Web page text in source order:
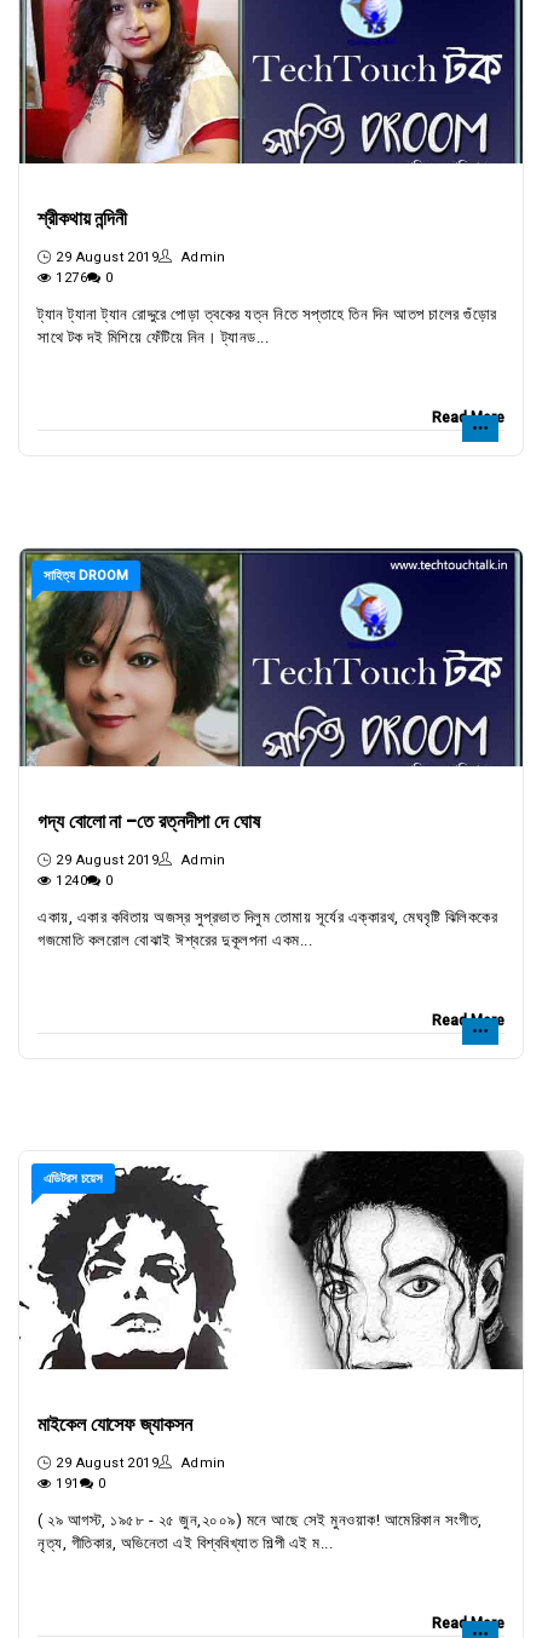
শ্রীকথায় নন্দিনী
29 August 2019
Admin
1276
0
ট্যান ট্যানা ট্যান রোদ্দুরে পোড়া ত্বকের যত্ন নিতে সপ্তাহে তিন দিন আতপ চালের গুঁড়োর
সাথে টক দই মিশিয়ে ফেঁটিয়ে নিন। ট্যানড...
Read More
সাহিত্য DROOM
গদ্য বোলো না -তে রত্নদীপা দে ঘোষ
29 August 2019
Admin
1240
0
একায়, একার কবিতায় অজস্র সুপ্রভাত দিলুম তোমায় সূর্যের এক্কারথ, মেঘবৃষ্টি ঝিলিককের
গজমোতি কলরোল বোঝাই ঈশ্বরের দুকূলপনা একম...
Read More
এডিটরস চয়েস
মাইকেল যোসেফ জ্যাকসন
29 August 2019
Admin
191
0
( ২৯ আগস্ট, ১৯৫৮ - ২৫ জুন,২০০৯) মনে আছে সেই মুনওয়াক! আমেরিকান সংগীত,
নৃত্য, গীতিকার, অভিনেতা এই বিশ্ববিখ্যাত শিল্পী এই ম...
Read More